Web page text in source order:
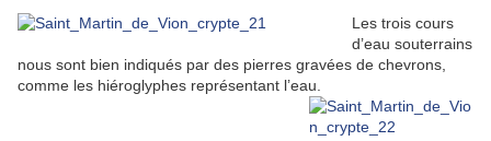
Les trois cours
d’eau souterrains
nous sont bien indiqués par des pierres gravées de chevrons,
comme les hiéroglyphes représentant l’eau.